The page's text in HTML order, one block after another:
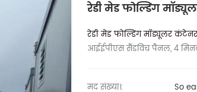
रेडी मेड फोल्डिंग
रेडी मेड फोल्डिंग मॉड्यूलर
आईईपीएस सैंडविच पैनल, 4
मद संख्या।: So